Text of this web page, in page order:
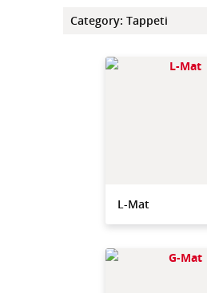
Category: Tappeti
L-Mat